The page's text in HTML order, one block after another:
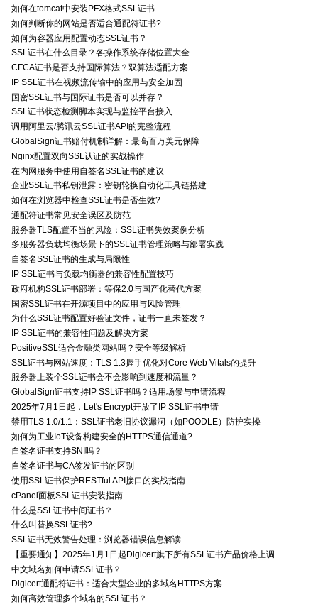
如何在tomcat中安装PFX格式SSL证书
如何判断你的网站是否适合通配符证书?
如何为容器应用配置动态SSL证书？
SSL证书在什么目录？各操作系统存储位置大全
CFCA证书是否支持国际算法？双算法适配方案
IP SSL证书在视频流传输中的应用与安全加固
国密SSL证书与国际证书是否可以并存？
SSL证书状态检测脚本实现与监控平台接入
调用阿里云/腾讯云SSL证书API的完整流程
GlobalSign证书赔付机制详解：最高百万美元保障
Nginx配置双向SSL认证的实战操作
在内网服务中使用自签名SSL证书的建议
企业SSL证书私钥泄露：密钥轮换自动化工具链搭建
如何在浏览器中检查SSL证书是否生效?
通配符证书常见安全误区及防范
服务器TLS配置不当的风险：SSL证书失效案例分析
多服务器负载均衡场景下的SSL证书管理策略与部署实践
自签名SSL证书的生成与局限性
IP SSL证书与负载均衡器的兼容性配置技巧
政府机构SSL证书部署：等保2.0与国产化替代方案
国密SSL证书在开源项目中的应用与风险管理
为什么SSL证书配置好验证文件，证书一直未签发？
IP SSL证书的兼容性问题及解决方案
PositiveSSL适合金融类网站吗？安全等级解析
SSL证书与网站速度：TLS 1.3握手优化对Core Web Vitals的提升
服务器上装个SSL证书会不会影响到速度和流量？
GlobalSign证书支持IP SSL证书吗？适用场景与申请流程
2025年7月1日起，Let's Encrypt开放了IP SSL证书申请
禁用TLS 1.0/1.1：SSL证书老旧协议漏洞（如POODLE）防护实操
如何为工业IoT设备构建安全的HTTPS通信通道?
自签名证书支持SNI吗？
自签名证书与CA签发证书的区别
使用SSL证书保护RESTful API接口的实战指南
cPanel面板SSL证书安装指南
什么是SSL证书中间证书？
什么叫替换SSL证书?
SSL证书无效警告处理：浏览器错误信息解读
【重要通知】2025年1月1日起Digicert旗下所有SSL证书产品价格上调
中文域名如何申请SSL证书？
Digicert通配符证书：适合大型企业的多域名HTTPS方案
如何高效管理多个域名的SSL证书？